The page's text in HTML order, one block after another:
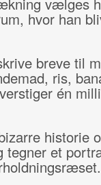
hvor han
breve til
ris,
én
historie
tegner et